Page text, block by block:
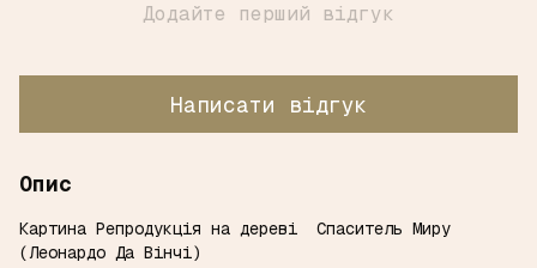
Додайте перший відгук
Написати відгук
Опис
Картина Репродукція на дереві Спаситель Миру
(Леонардо Да Вінчі)